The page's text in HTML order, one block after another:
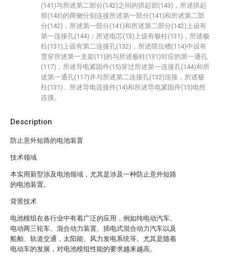
Description
防止意外短路的电池装置
技术领域
本实用新型涉及电池领域，尤其是涉及一种防止意外短路
的电池装置。
背景技术
电池模组在各行业中有着广泛的应用，例如纯电动汽车、
电动两三轮车、混合动力装置、插电式混合动力汽车以及
船舶、轨道交通，太阳能、风力发电系统等。尤其是随着
电动车的发展，对电池模组性能的要求越来越高。
(141)与所述第二部分(142)之间的拱起部(143)，所述拱起
部(143)的两侧分别连接所述第一部分(141)和所述第二部
分(142)，所述第一部分(141)和所述第二部分(142)上设有
第一连接孔(144)；所述电芯(13)上设有极柱(131)，所述极
柱(131)上设有第二连接孔(132)，所述限位槽(114)中设有
贯穿所述第一支架(11)的与所述极柱(131)对应的第一通孔
(117)，所述导电紧固件(15)穿过所述第一连接孔(144)和所
述第一通孔(117)并与所述第二连接孔(132)连接，所述极
柱(131)、所述导电连接件(14)和所述导电紧固件(15)电性
连接。